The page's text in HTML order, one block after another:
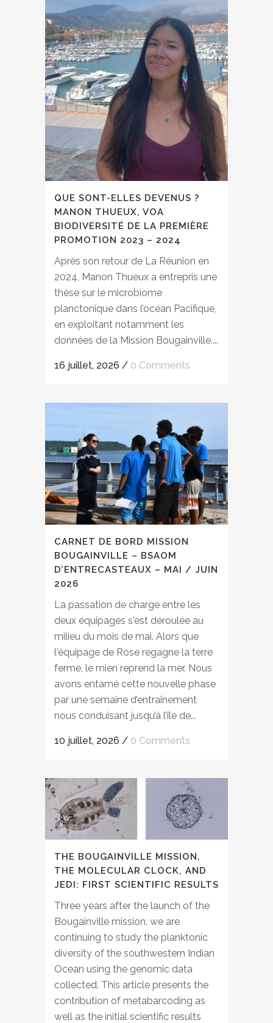
QUE SONT-ELLES DEVENUS ?
MANON THUEUX, VOA
BIODIVERSITÉ DE LA PREMIÈRE
PROMOTION 2023 – 2024
Après son retour de La Réunion en
2024, Manon Thueux a entrepris une
thèse sur le microbiome
planctonique dans l’océan Pacifique,
en exploitant notamment les
données de la Mission Bougainville....
16 juillet, 2026 / 0 Comments
CARNET DE BORD MISSION
BOUGAINVILLE – BSAOM
D’ENTRECASTEAUX – MAI / JUIN
2026
La passation de charge entre les
deux équipages s'est déroulée au
milieu du mois de mai. Alors que
l'équipage de Rose regagne la terre
ferme, le mien reprend la mer. Nous
avons entamé cette nouvelle phase
par une semaine d’entraînement
nous conduisant jusqu’à l’île de...
10 juillet, 2026 / 0 Comments
THE BOUGAINVILLE MISSION,
THE MOLECULAR CLOCK, AND
JEDI: FIRST SCIENTIFIC RESULTS
Three years after the launch of the
Bougainville mission, we are
continuing to study the planktonic
diversity of the southwestern Indian
Ocean using the genomic data
collected. This article presents the
contribution of metabarcoding as
well as the initial scientific results